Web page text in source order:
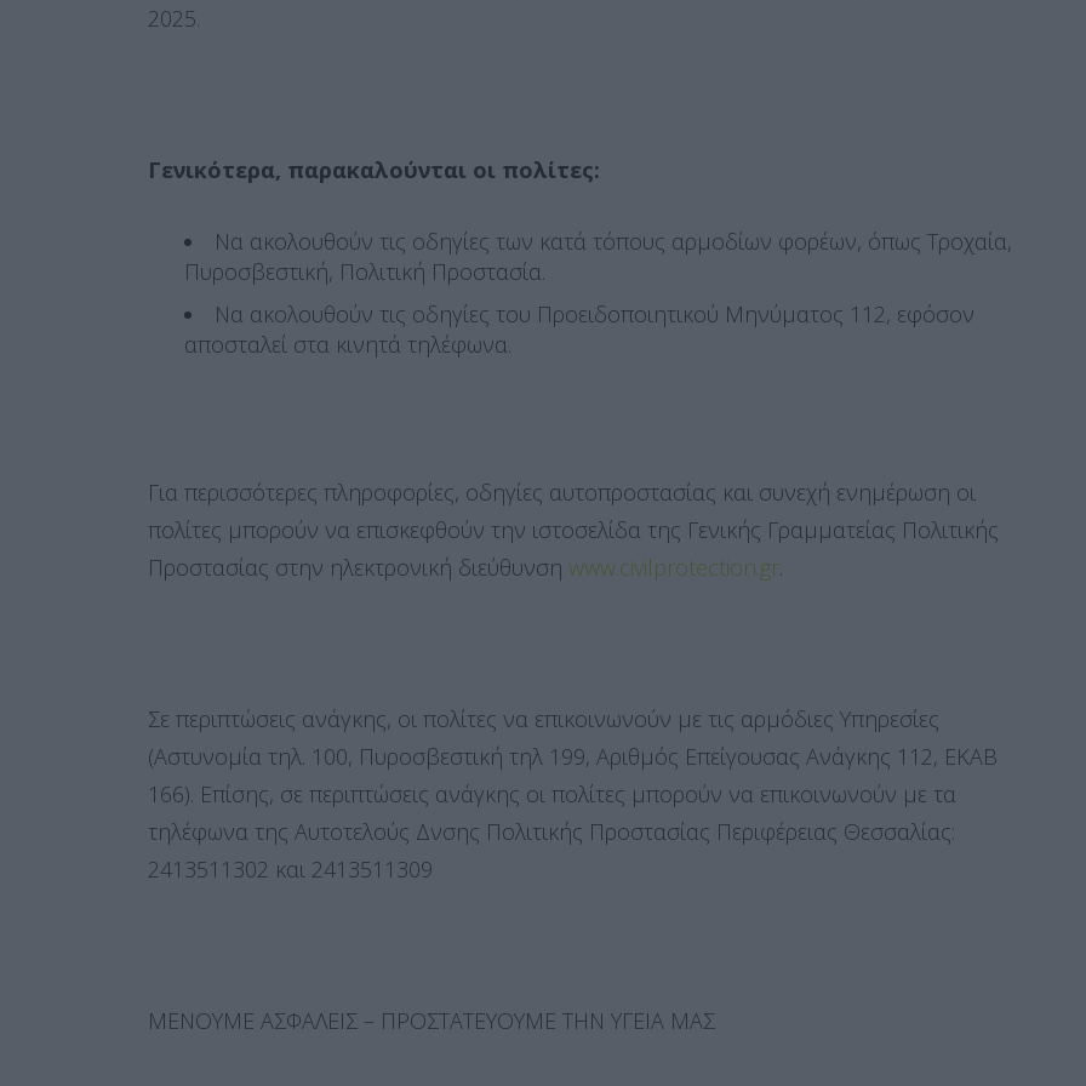
2025.
Γενικότερα, παρακαλούνται οι πολίτες:
Να ακολουθούν τις οδηγίες των κατά τόπους αρμοδίων φορέων, όπως Τροχαία,
Πυροσβεστική, Πολιτική Προστασία.
Να ακολουθούν τις οδηγίες του Προειδοποιητικού Μηνύματος 112, εφόσον
αποσταλεί στα κινητά τηλέφωνα.
Για περισσότερες πληροφορίες, οδηγίες αυτοπροστασίας και συνεχή ενημέρωση οι
πολίτες μπορούν να επισκεφθούν την ιστοσελίδα της Γενικής Γραμματείας Πολιτικής
Προστασίας στην ηλεκτρονική διεύθυνση www.civilprotection.gr.
Σε περιπτώσεις ανάγκης, οι πολίτες να επικοινωνούν με τις αρμόδιες Υπηρεσίες
(Αστυνομία τηλ. 100, Πυροσβεστική τηλ 199, Αριθμός Επείγουσας Ανάγκης 112, ΕΚΑΒ
166). Επίσης, σε περιπτώσεις ανάγκης οι πολίτες μπορούν να επικοινωνούν με τα
τηλέφωνα της Αυτοτελούς Δνσης Πολιτικής Προστασίας Περιφέρειας Θεσσαλίας:
2413511302 και 2413511309
ΜΕΝΟΥΜΕ ΑΣΦΑΛΕΙΣ – ΠΡΟΣΤΑΤΕΥΟΥΜΕ ΤΗΝ ΥΓΕΙΑ ΜΑΣ